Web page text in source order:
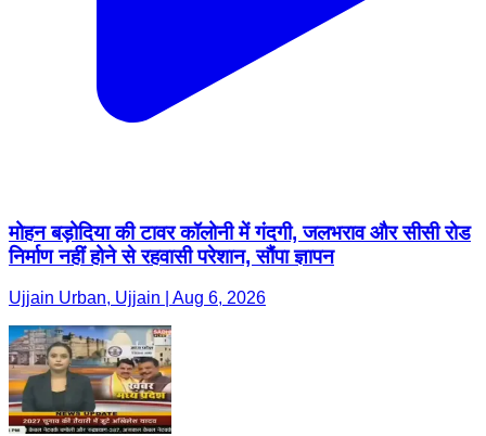
मोहन बड़ोदिया की टावर कॉलोनी में गंदगी, जलभराव और सीसी रोड
निर्माण नहीं होने से रहवासी परेशान, सौंपा ज्ञापन
Ujjain Urban, Ujjain | Aug 6, 2026